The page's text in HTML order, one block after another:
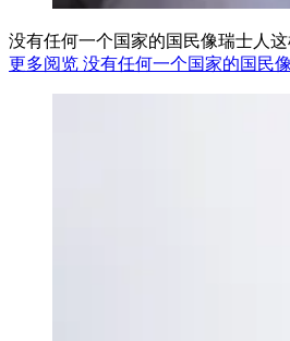
没有任何一个国家的国民像瑞士人
更多阅览 没有任何一个国家的国民